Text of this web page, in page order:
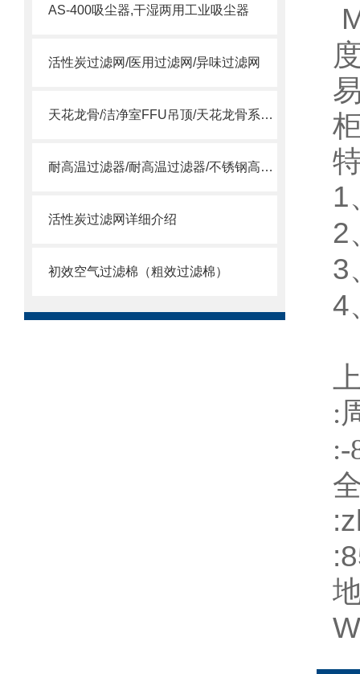
AS-400吸尘器,干湿两用工业吸尘器
活性炭过滤网/医用过滤网/异味过滤网
天花龙骨/洁净室FFU吊顶/天花龙骨系统/ffu龙骨
耐高温过滤器/耐高温过滤器/不锈钢高温过滤器
活性炭过滤网详细介绍
初效空气过滤棉（粗效过滤棉）
1
2
3
4
:
:-
: